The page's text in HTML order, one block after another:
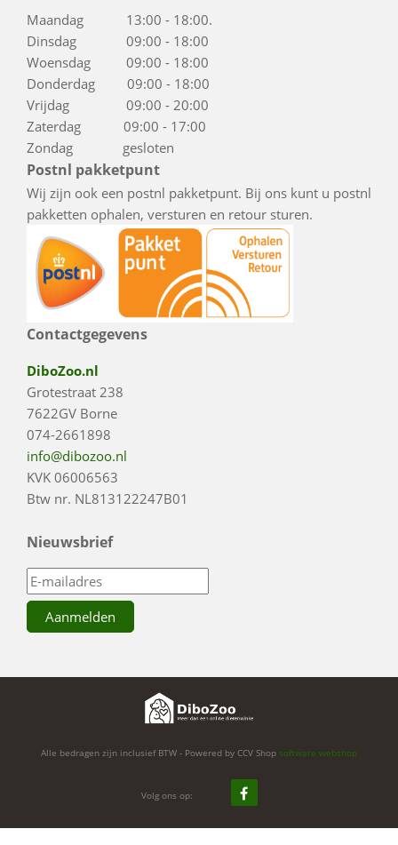
Maandag 13:00 - 18:00.
Dinsdag 09:00 - 18:00
Woensdag 09:00 - 18:00
Donderdag 09:00 - 18:00
Vrijdag 09:00 - 20:00
Zaterdag 09:00 - 17:00
Zondag gesloten
Postnl pakketpunt
Wij zijn ook een postnl pakketpunt. Bij ons kunt u postnl
pakketten ophalen, versturen en retour sturen.
Contactgegevens
DiboZoo.nl
Grotestraat 238
7622GV Borne
074-2661898
info@dibozoo.nl
KVK 06006563
Btw nr. NL813122247B01
Nieuwsbrief
Alle bedragen zijn inclusief BTW - Powered by CCV Shop software webshop
Volg ons op: